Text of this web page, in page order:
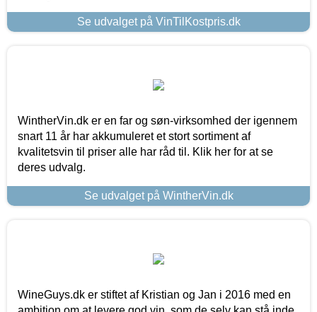
Se udvalget på VinTilKostpris.dk
WintherVin.dk er en far og søn-virksomhed der igennem
snart 11 år har akkumuleret et stort sortiment af
kvalitetsvin til priser alle har råd til. Klik her for at se
deres udvalg.
Se udvalget på WintherVin.dk
WineGuys.dk er stiftet af Kristian og Jan i 2016 med en